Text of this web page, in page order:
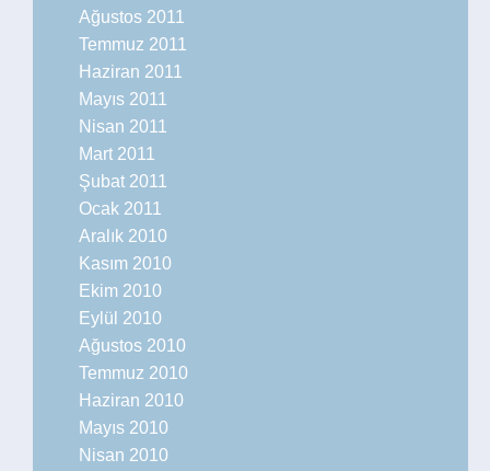
Ağustos 2011
Temmuz 2011
Haziran 2011
Mayıs 2011
Nisan 2011
Mart 2011
Şubat 2011
Ocak 2011
Aralık 2010
Kasım 2010
Ekim 2010
Eylül 2010
Ağustos 2010
Temmuz 2010
Haziran 2010
Mayıs 2010
Nisan 2010